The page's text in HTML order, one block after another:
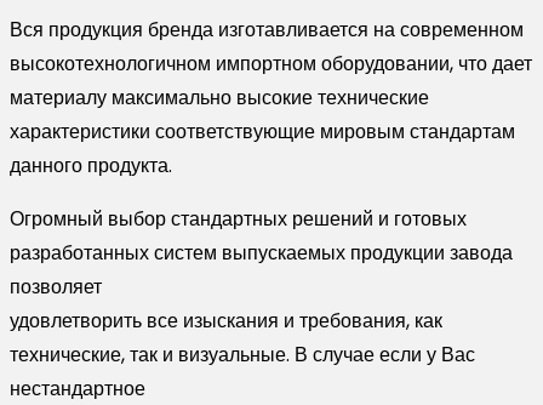
Вся продукция бренда изготавливается на современном
высокотехнологичном импортном оборудовании, что дает
материалу максимально высокие технические
характеристики соответствующие мировым стандартам
данного продукта.
Огромный выбор стандартных решений и готовых
разработанных систем выпускаемых продукции завода
позволяет
удовлетворить все изыскания и требования, как
технические, так и визуальные. В случае если у Вас
нестандартное